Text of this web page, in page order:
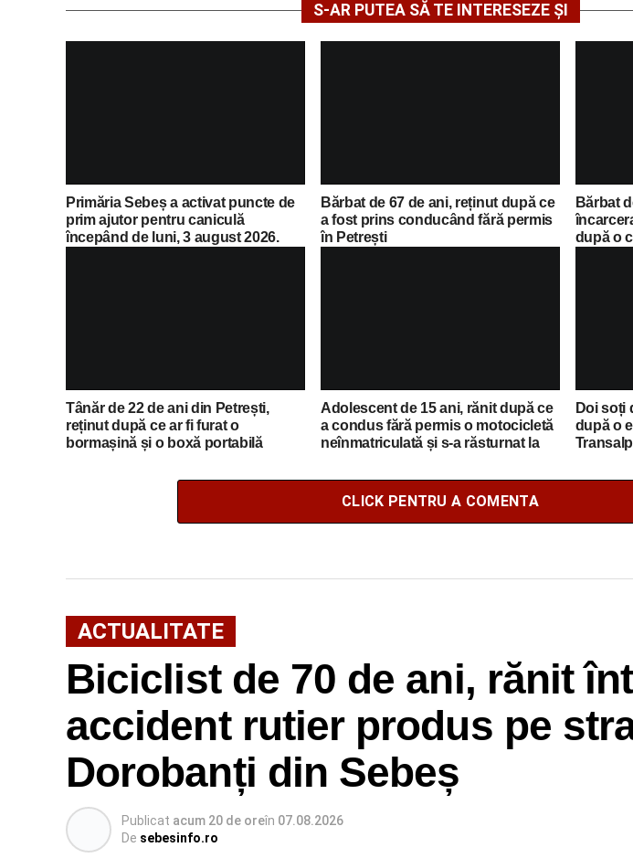
S-AR PUTEA SĂ TE INTERESEZE ȘI
Primăria Sebeș a activat puncte de
prim ajutor pentru caniculă
începând de luni, 3 august 2026.
Bărbat de 67 de ani, reținut după ce
a fost prins conducând fără permis
în Petrești
Bărbat
după o
Tânăr de 22 de ani din Petrești,
reținut după ce ar fi furat o
bormașină și o boxă portabilă
Adolescent de 15 ani, rănit după ce
a condus fără permis o motocicletă
neînmatriculată și s-a răsturnat la
Doi soți
după o
CLICK PENTRU A COMENTA
ACTUALITATE
Biciclist de 70 de ani, rănit
accident rutier produs pe
Dorobanți din Sebeș
Publicat acum 20 de oreîn 07.08.2026
De sebesinfo.ro